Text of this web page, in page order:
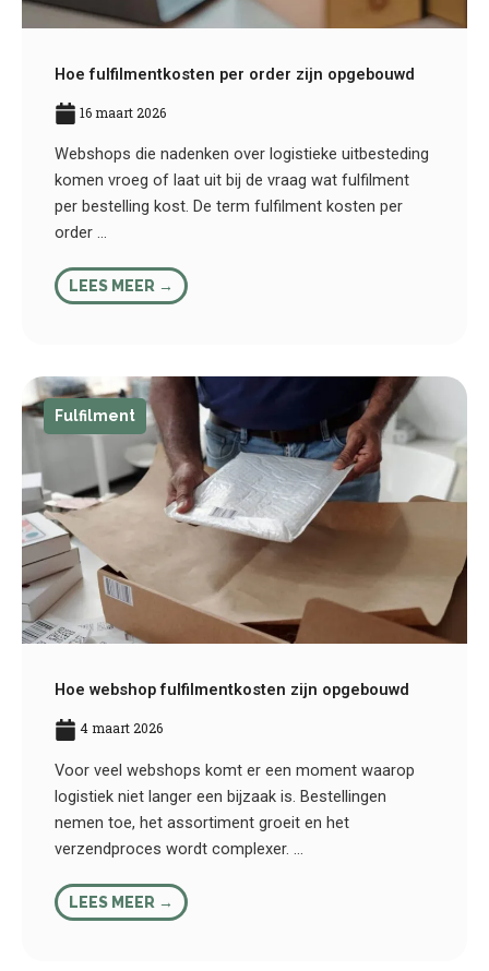
Hoe fulfilmentkosten per order zijn opgebouwd
16 maart 2026
Webshops die nadenken over logistieke uitbesteding
komen vroeg of laat uit bij de vraag wat fulfilment
per bestelling kost. De term fulfilment kosten per
order ...
LEES MEER →
Fulfilment
Hoe webshop fulfilmentkosten zijn opgebouwd
4 maart 2026
Voor veel webshops komt er een moment waarop
logistiek niet langer een bijzaak is. Bestellingen
nemen toe, het assortiment groeit en het
verzendproces wordt complexer. ...
LEES MEER →